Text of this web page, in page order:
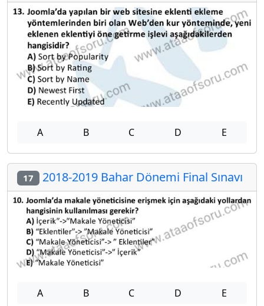
A B C D E
17 2018-2019 Bahar Dönemi Final Sınavı
A B C D E